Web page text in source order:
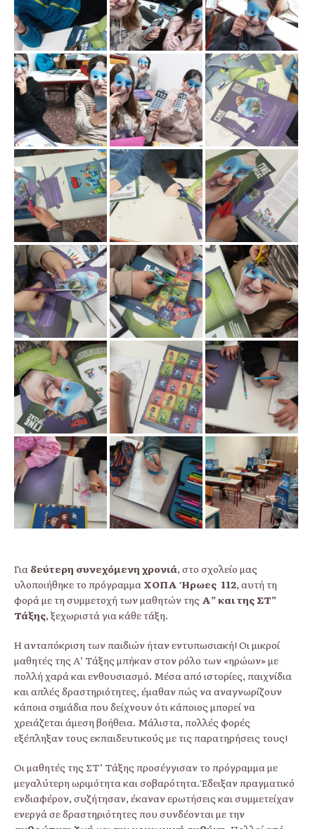
Για δεύτερη συνεχόμενη χρονιά, στο σχολείο μας
υλοποιήθηκε το πρόγραμμα ΧΟΠΑ Ήρωες 112, αυτή τη
φορά με τη συμμετοχή των μαθητών της Α” και της ΣΤ”
Τάξης, ξεχωριστά για κάθε τάξη.
Η ανταπόκριση των παιδιών ήταν εντυπωσιακή! Οι μικροί
μαθητές της Α’ Τάξης μπήκαν στον ρόλο των «ηρώων» με
πολλή χαρά και ενθουσιασμό. Μέσα από ιστορίες, παιχνίδια
και απλές δραστηριότητες, έμαθαν πώς να αναγνωρίζουν
κάποια σημάδια που δείχνουν ότι κάποιος μπορεί να
χρειάζεται άμεση βοήθεια. Μάλιστα, πολλές φορές
εξέπληξαν τους εκπαιδευτικούς με τις παρατηρήσεις τους!
Οι μαθητές της ΣΤ’ Τάξης προσέγγισαν το πρόγραμμα με
μεγαλύτερη ωριμότητα και σοβαρότητα. Έδειξαν πραγματικό
ενδιαφέρον, συζήτησαν, έκαναν ερωτήσεις και συμμετείχαν
ενεργά σε δραστηριότητες που συνδέονται με την